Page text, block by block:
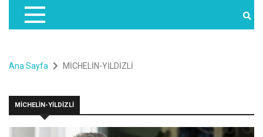
Ana Sayfa MİCHELİN-YİLDİZLİ
MİCHELİN-YİLDİZLİ